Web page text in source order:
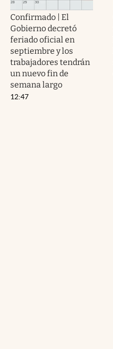
Confirmado | El
Gobierno decretó
feriado oficial en
septiembre y los
trabajadores tendrán
un nuevo fin de
semana largo
12:47